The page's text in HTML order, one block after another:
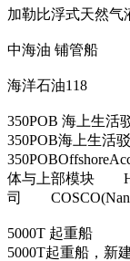
加勒比浮式天然气
中海油 铺管船
海洋石油118
350POB 海上生活
350POB海上生活驳
体与上部模块
司
5000T 起重船
5000T起重船